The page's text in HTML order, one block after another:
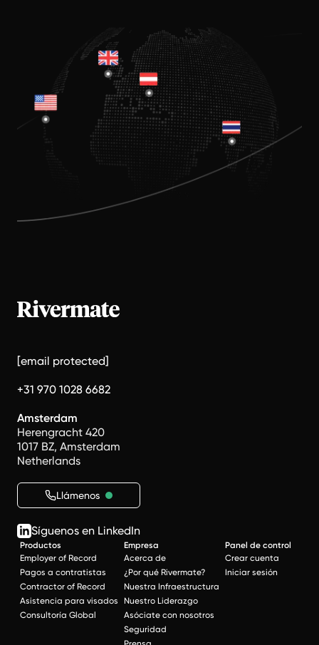
[email protected]
+31 970 1028 6682
Amsterdam
Herengracht 420
1017 BZ, Amsterdam
Netherlands
Llámenos
Síguenos en LinkedIn
Productos
Employer of Record
Pagos a contratistas
Contractor of Record
Asistencia para visados
Consultoría Global
Empresa
Acerca de
¿Por qué Rivermate?
Nuestra Infraestructura
Nuestro Liderazgo
Asóciate con nosotros
Seguridad
Panel de control
Crear cuenta
Iniciar sesión